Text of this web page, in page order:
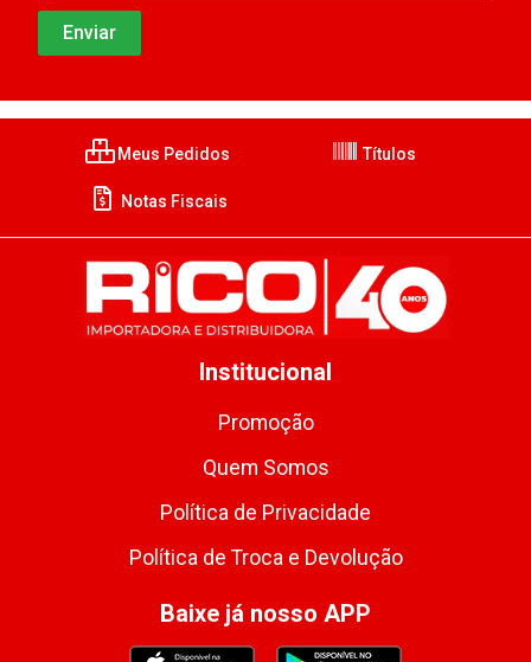
Meus Pedidos Títulos
Notas Fiscais
Institucional
Promoção
Quem Somos
Política de Privacidade
Política de Troca e Devolução
Baixe já nosso APP